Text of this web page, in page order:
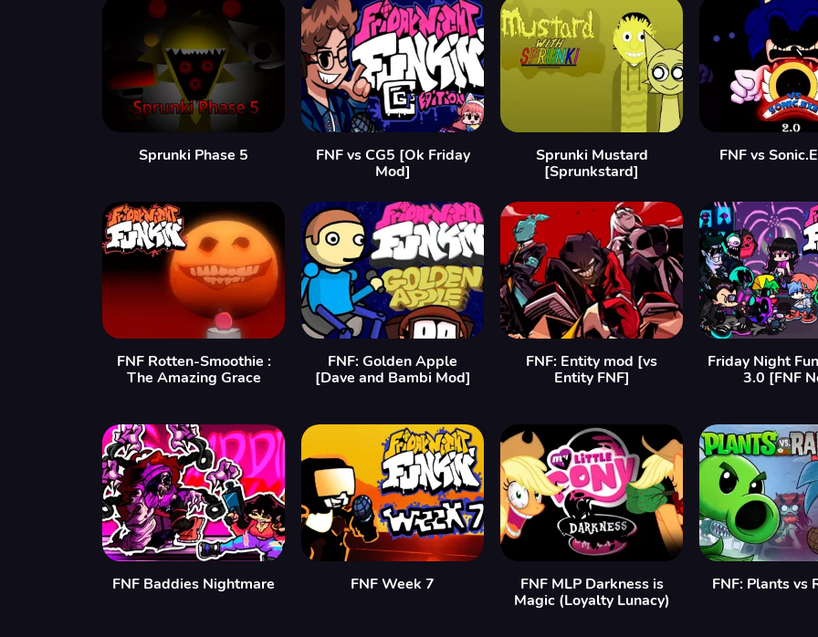
Sprunki Phase 5
FNF vs CG5 [Ok Friday
Mod]
Sprunki Mustard
[Sprunkstard]
FNF vs
FNF Rotten-Smoothie :
The Amazing Grace
FNF: Golden Apple
[Dave and Bambi Mod]
FNF: Entity mod [vs
Entity FNF]
Friday Night
3.0 [FNF
FNF Baddies Nightmare FNF Week 7
FNF MLP Darkness is
Magic (Loyalty Lunacy)
FNF: Plants vs